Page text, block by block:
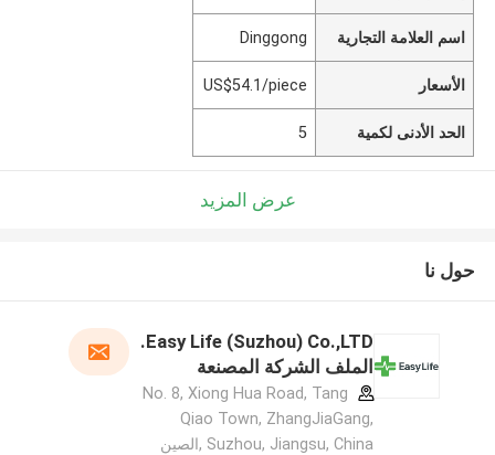
اسم العلامة التجارية Dinggong
الأسعار US$54.1/piece
الحد الأدنى لكمية 5
عرض المزيد
حول نا
Easy Life (Suzhou) Co.,LTD.
الملف الشركة المصنعة
No. 8, Xiong Hua Road, Tang
Qiao Town, ZhangJiaGang,
Suzhou, Jiangsu, China ,الصين